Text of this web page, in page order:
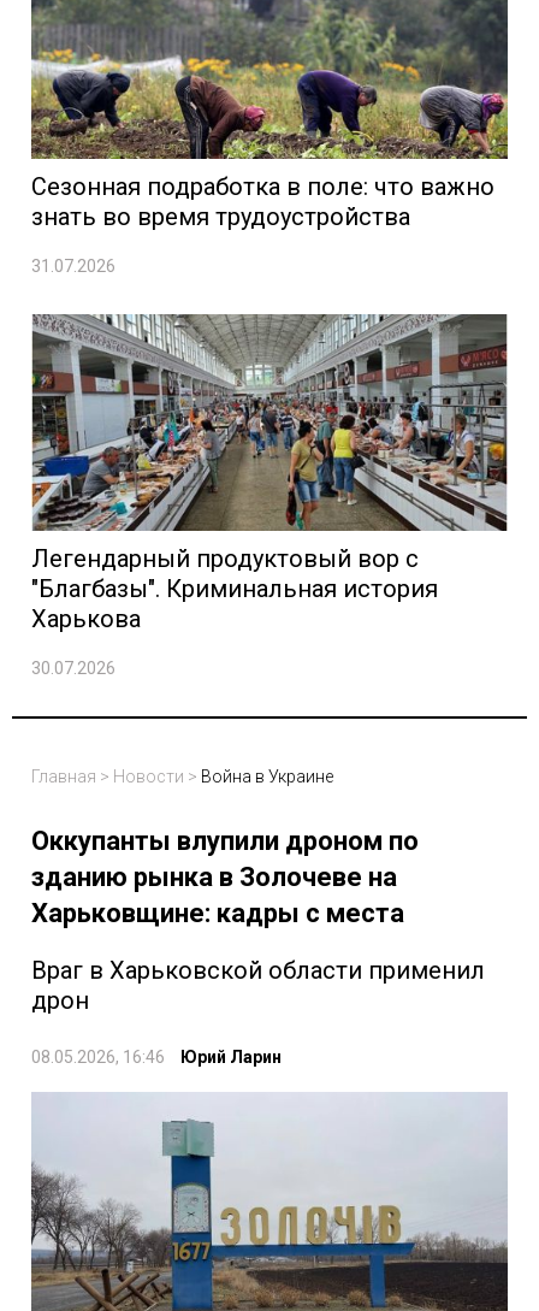
Сезонная подработка в поле: что важно
знать во время трудоустройства
31.07.2026
Легендарный продуктовый вор с
"Благбазы". Криминальная история
Харькова
30.07.2026
Главная > Новости > Война в Украине
Оккупанты влупили дроном по
зданию рынка в Золочеве на
Харьковщине: кадры с места
Враг в Харьковской области применил
дрон
08.05.2026, 16:46 Юрий Ларин